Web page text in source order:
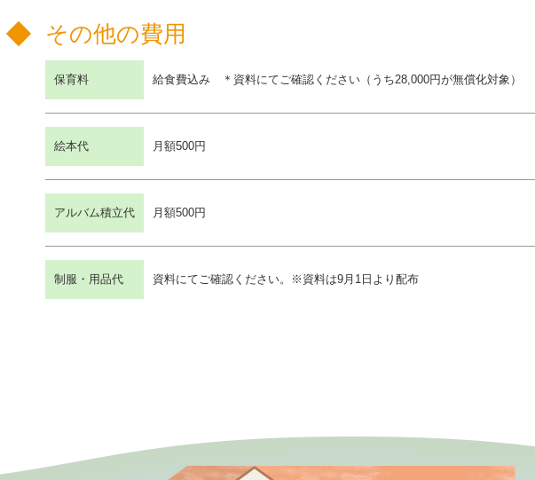
その他の費用
保育料 給食費込み ＊資料にてご確認ください（うち28,000円が無償化対象）
絵本代 月額500円
アルバム積立代 月額500円
制服・用品代 資料にてご確認ください。※資料は9月1日より配布